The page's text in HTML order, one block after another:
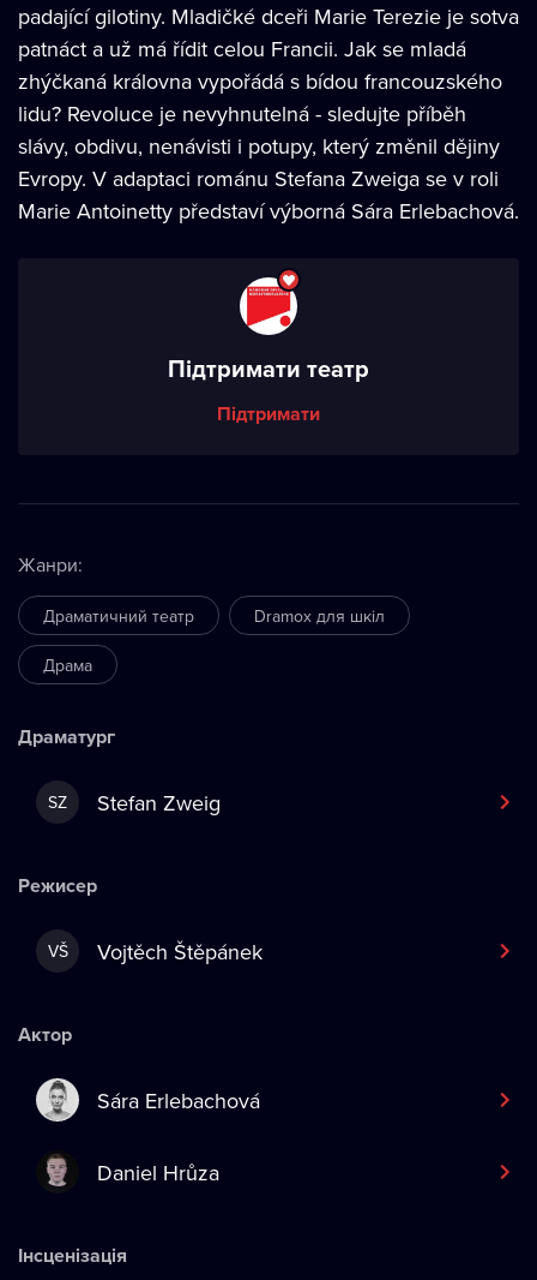
padající gilotiny. Mladičké dceři Marie Terezie je sotva
patnáct a už má řídit celou Francii. Jak se mladá
zhýčkaná královna vypořádá s bídou francouzského
lidu? Revoluce je nevyhnutelná - sledujte příběh
slávy, obdivu, nenávisti i potupy, který změnil dějiny
Evropy. V adaptaci románu Stefana Zweiga se v roli
Marie Antoinetty představí výborná Sára Erlebachová.
Підтримати театр
Підтримати
Жанри:
Драматичний театр Dramox для шкіл
Драма
Драматург
SZ Stefan Zweig
Режисер
VŠ Vojtěch Štěpánek
Актор
Sára Erlebachová
Daniel Hrůza
Інсценізація